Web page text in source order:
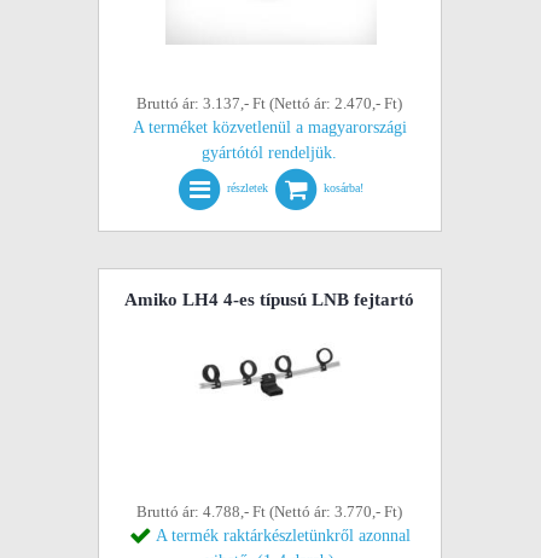
Bruttó ár: 3.137,- Ft (Nettó ár: 2.470,- Ft)
A terméket közvetlenül a magyarországi
gyártótól rendeljük.
részletek kosárba!
Amiko LH4 4-es típusú LNB fejtartó
Bruttó ár: 4.788,- Ft (Nettó ár: 3.770,- Ft)
A termék raktárkészletünkről azonnal